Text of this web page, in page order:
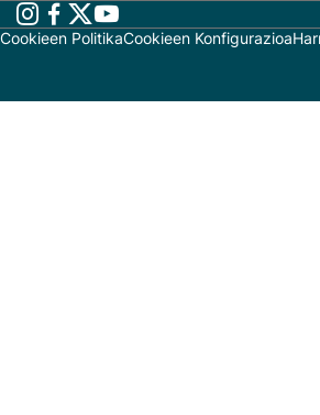
Cookieen PolitikaCookieen Konfigurazioa